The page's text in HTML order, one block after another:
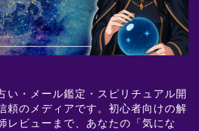
い・メール鑑定・スピリチュアル開
頼のメディアです。初心者向けの解
レビューまで、あなたの「気にな